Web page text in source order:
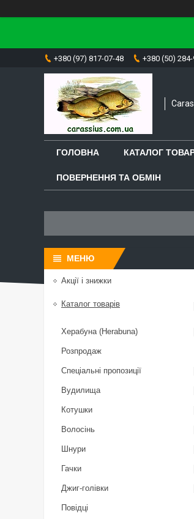
+380 (97) 817-07-48 +380 (50)
ГОЛОВНА КАТАЛОГ
ПОВЕРНЕННЯ ТА ОБМІН
Акції і знижки
Каталог товарів
Херабуна (Herabuna)
Розпродаж
Спеціальні пропозиції
Вудилища
Котушки
Волосінь
Шнури
Гачки
Джиг-голівки
Повідці